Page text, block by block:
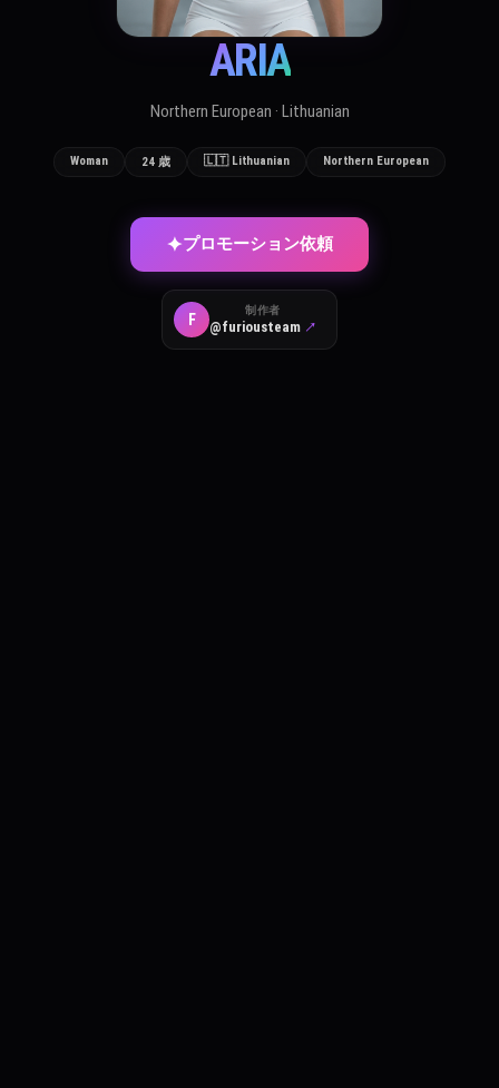
ARIA
Northern European · Lithuanian
Woman 24 歳 🇱🇹 Lithuanian Northern European
✦プロモーション依頼
F
制作者
@furiousteam ↗